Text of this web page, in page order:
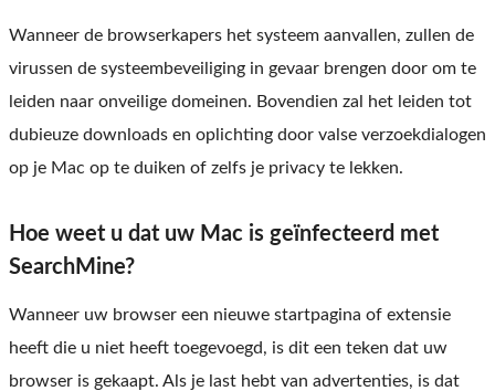
Wanneer de browserkapers het systeem aanvallen, zullen de
virussen de systeembeveiliging in gevaar brengen door om te
leiden naar onveilige domeinen. Bovendien zal het leiden tot
dubieuze downloads en oplichting door valse verzoekdialogen
op je Mac op te duiken of zelfs je privacy te lekken.
Hoe weet u dat uw Mac is geïnfecteerd met
SearchMine?
Wanneer uw browser een nieuwe startpagina of extensie
heeft die u niet heeft toegevoegd, is dit een teken dat uw
browser is gekaapt. Als je last hebt van advertenties, is dat